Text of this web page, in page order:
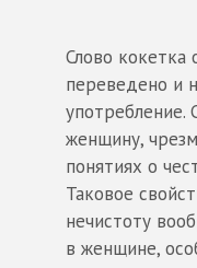
Слово кокетка
переведено и
употребление.
женщину,
понятиях о
Таковое
нечистоту
в женщине,